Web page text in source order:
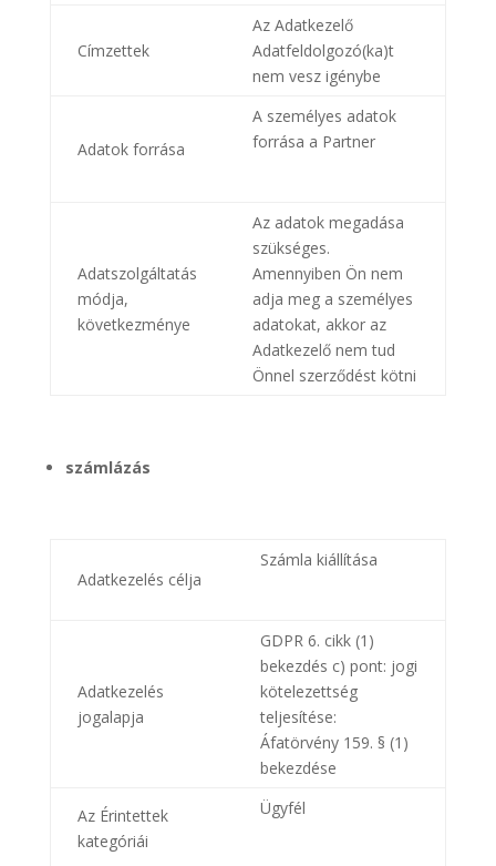
Címzettek
Az Adatkezelő
Adatfeldolgozó(ka)t
nem vesz igénybe
Adatok forrása
A személyes adatok
forrása a Partner
Adatszolgáltatás
módja,
következménye
Az adatok megadása
szükséges.
Amennyiben Ön nem
adja meg a személyes
adatokat, akkor az
Adatkezelő nem tud
Önnel szerződést kötni
számlázás
Adatkezelés célja
Számla kiállítása
Adatkezelés
jogalapja
GDPR 6. cikk (1)
bekezdés c) pont: jogi
kötelezettség
teljesítése:
Áfatörvény 159. § (1)
bekezdése
Az Érintettek
kategóriái
Ügyfél